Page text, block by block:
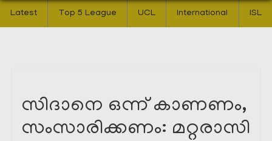
Latest Top 5 League UCL International ISL
സിദാനെ ഒന്ന് കാണണം,
സംസാരിക്കണം: മറ്റരാസി